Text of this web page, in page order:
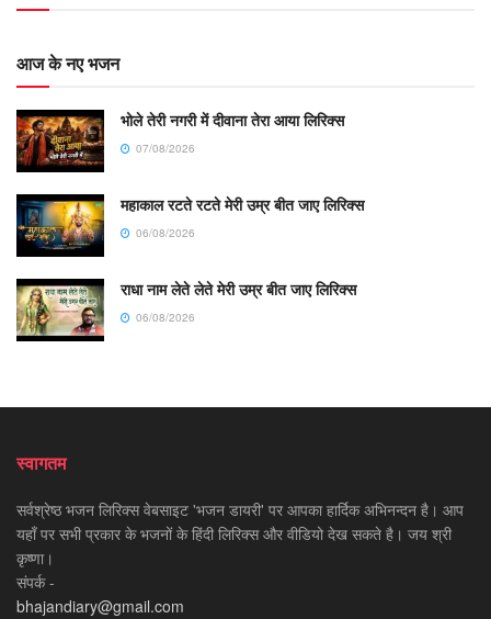
आज के नए भजन
भोले तेरी नगरी में दीवाना तेरा आया लिरिक्स
07/08/2026
महाकाल रटते रटते मेरी उम्र बीत जाए लिरिक्स
06/08/2026
राधा नाम लेते लेते मेरी उम्र बीत जाए लिरिक्स
06/08/2026
स्वागतम
सर्वश्रेष्ठ भजन लिरिक्स वेबसाइट 'भजन डायरी' पर आपका हार्दिक अभिनन्दन है। आप
यहाँ पर सभी प्रकार के भजनों के हिंदी लिरिक्स और वीडियो देख सकते है। जय श्री
कृष्णा।
संपर्क -
bhajandiary@gmail.com